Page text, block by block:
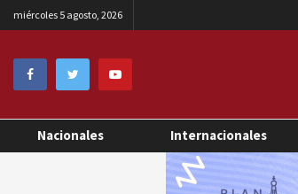
miércoles 5 agosto, 2026
Nacionales Internacionales